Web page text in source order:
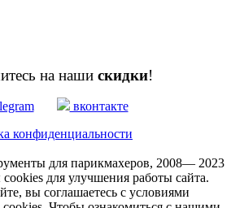
на наши скидки!
вконтакте
конфиденциальности
для парикмахеров, 2008— 2023
для улучшения работы сайта.
вы соглашаетесь с условиями